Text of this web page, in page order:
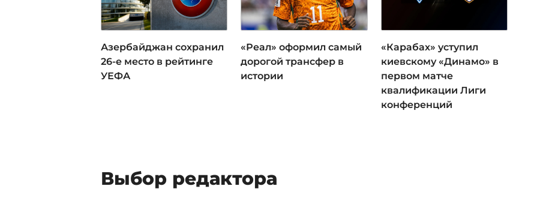
Азербайджан сохранил
26-е место в рейтинге
УЕФА
«Реал» оформил самый
дорогой трансфер в
истории
«Карабах» уступил
киевскому «Динамо» в
первом матче
квалификации Лиги
конференций
Выбор редактора